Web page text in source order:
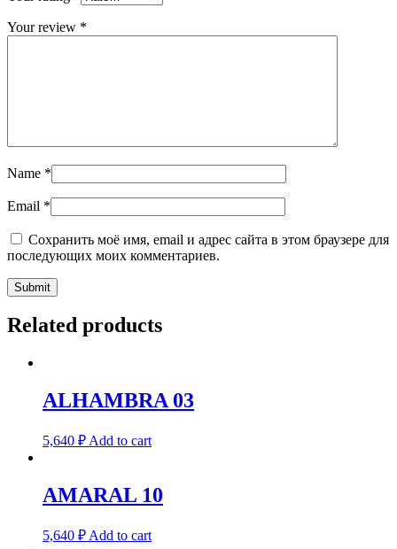
Your review *
Name *
Email *
Сохранить моё имя, email и адрес сайта в этом браузере для
последующих моих комментариев.
Related products
ALHAMBRA 03
5,640 ₽ Add to cart
AMARAL 10
5,640 ₽ Add to cart